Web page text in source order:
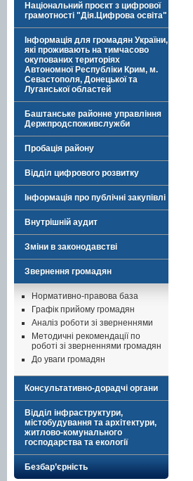
Національний проєкт з цифрової
грамотності "Дія.Цифрова освіта"
Інформація для громадян України,
які проживають на тимчасово
окупованих територіях
Автономної Республіки Крим, м.
Севастополя, Донецької та
Луганської областей
Баштанське районне управління
Держпродспоживслужби
Пробація району
Відділ цифрового розвитку
Інформація про публічні закупівлі
Внутрішній аудит
Зміни в законодавстві
Звернення громадян
Нормативно-правова база
Графік прийому громадян
Аналіз роботи зі зверненнями
Методичні рекомендації по
роботі зі зверненнями громадян
До уваги громадян
Консультативно-дорадчі органи
Відділ інфраструктури,
містобудування та архітектури,
житлово-комунального
господарства та екології
Безбар’єрність